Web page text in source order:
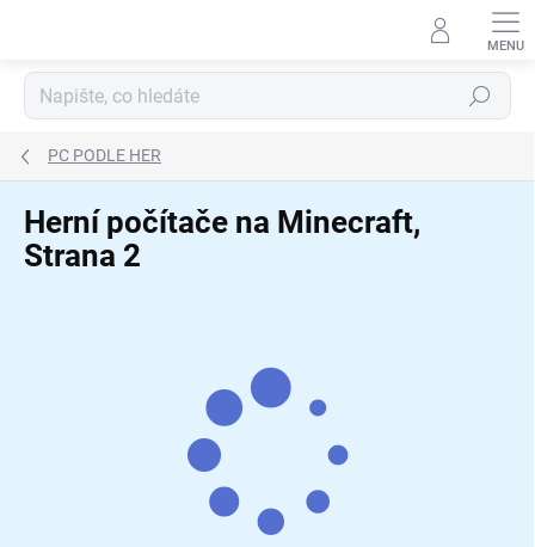
Hledat
PC PODLE HER
Herní počítače na Minecraft,
Strana 2